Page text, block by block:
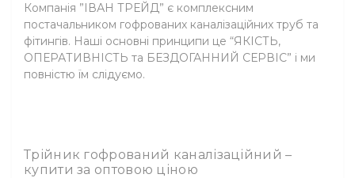
Компанія ”ІВАН ТРЕЙД” є комплексним
постачальником гофрованих каналізаційних труб та
фітингів. Наші основні принципи це “ЯКІСТЬ,
ОПЕРАТИВНІСТЬ та БЕЗДОГАННИЙ СЕРВІС” і ми
повністю їм слідуємо.
Трійник гофрований каналізаційний –
купити за оптовою ціною